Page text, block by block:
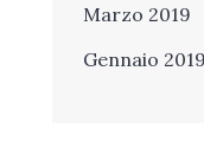
Marzo 2019
Gennaio 2019